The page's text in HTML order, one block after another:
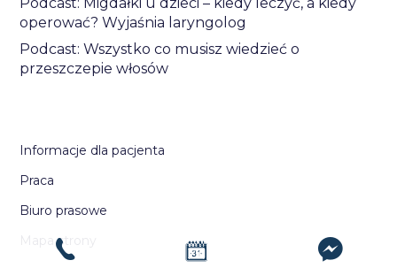
operować? Wyjaśnia laryngolog
Podcast: Wszystko co musisz wiedzieć o
przeszczepie włosów
Informacje dla pacjenta
Praca
Biuro prasowe
Mapa strony